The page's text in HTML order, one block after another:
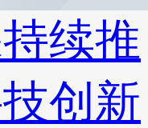
续推
创新